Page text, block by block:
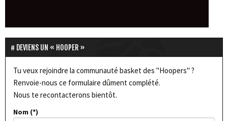
DEVIENS UN « HOOPER »
Tu veux rejoindre la communauté basket des "Hoopers" ?
Renvoie-nous ce formulaire dûment complété.
Nous te recontacterons bientôt.
Nom